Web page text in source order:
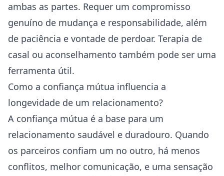
ambas as partes. Requer um compromisso
genuíno de mudança e responsabilidade, além
de paciência e vontade de perdoar. Terapia de
casal ou aconselhamento também pode ser uma
ferramenta útil.
Como a confiança mútua influencia a
longevidade de um relacionamento?
A confiança mútua é a base para um
relacionamento saudável e duradouro. Quando
os parceiros confiam um no outro, há menos
conflitos, melhor comunicação, e uma sensação